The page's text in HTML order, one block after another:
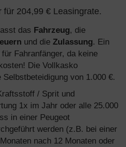
für 204,99 € Leasingrate.
das Fahrzeug, die
und die Zulassung. Ein
Fahranfänger, da keine
Die Vollkasko
von 1.000 €.
/ Sprit und
1x im Jahr oder alle 25.000
in einer Peugeot
werden (z.B. bei einer
nach 12 Monaten oder